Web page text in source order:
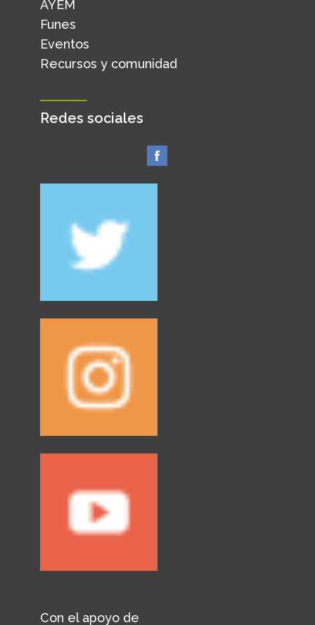
AYEM
Funes
Eventos
Recursos y comunidad
Redes sociales
Con el apoyo de